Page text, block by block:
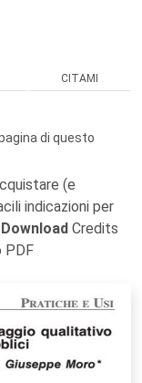
CITAMI
di questo
(e
indicazioni per
Credits
PDF